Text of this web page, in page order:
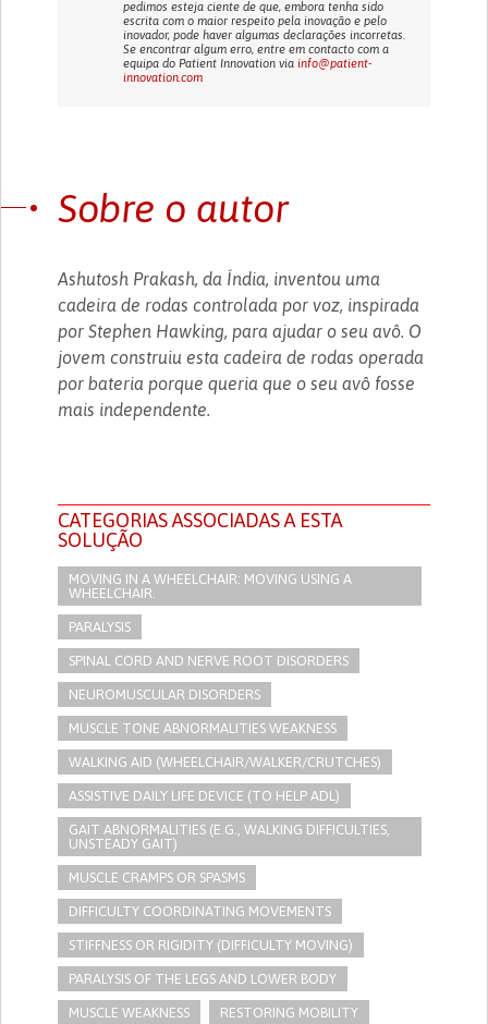
pedimos esteja ciente de que, embora tenha sido
escrita com o maior respeito pela inovação e pelo
inovador, pode haver algumas declarações incorretas.
Se encontrar algum erro, entre em contacto com a
equipa do Patient Innovation viainfo@patient-
innovation.com
Sobre o autor
Ashutosh Prakash, da Índia, inventou uma
cadeira de rodas controlada por voz, inspirada
por Stephen Hawking, para ajudar o seu avô. O
jovem construiu esta cadeira de rodas operada
por bateria porque queria que o seu avô fosse
mais independente.
CATEGORIAS ASSOCIADAS A ESTA
SOLUÇÃO
MOVING IN A WHEELCHAIR: MOVING USING A
WHEELCHAIR.
PARALYSIS
SPINAL CORD AND NERVE ROOT DISORDERS
NEUROMUSCULAR DISORDERS
MUSCLE TONE ABNORMALITIES WEAKNESS
WALKING AID (WHEELCHAIR/WALKER/CRUTCHES)
ASSISTIVE DAILY LIFE DEVICE (TO HELP ADL)
GAIT ABNORMALITIES (E.G., WALKING DIFFICULTIES,
UNSTEADY GAIT)
MUSCLE CRAMPS OR SPASMS
DIFFICULTY COORDINATING MOVEMENTS
STIFFNESS OR RIGIDITY (DIFFICULTY MOVING)
PARALYSIS OF THE LEGS AND LOWER BODY
MUSCLE WEAKNESS RESTORING MOBILITY